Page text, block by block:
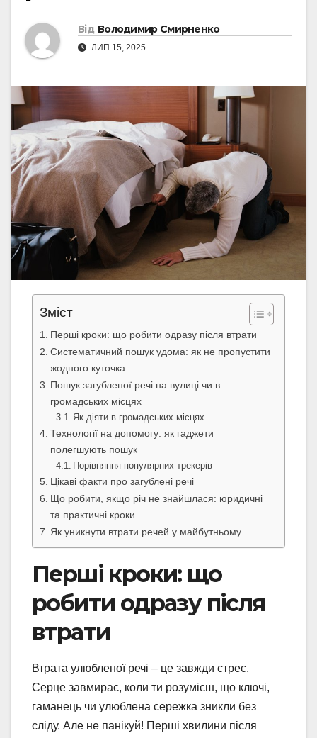
Від Володимир Смирненко
ЛИП 15, 2025
Зміст
Перші кроки: що робити одразу після втрати
Систематичний пошук удома: як не пропустити
жодного куточка
Пошук загубленої речі на вулиці чи в
громадських місцях
Як діяти в громадських місцях
Технології на допомогу: як гаджети
полегшують пошук
Порівняння популярних трекерів
Цікаві факти про загублені речі
Що робити, якщо річ не знайшлася: юридичні
та практичні кроки
Як уникнути втрати речей у майбутньому
Перші кроки: що
робити одразу після
втрати
Втрата улюбленої речі – це завжди стрес.
Серце завмирає, коли ти розумієш, що ключі,
гаманець чи улюблена сережка зникли без
сліду. Але не панікуй! Перші хвилини після